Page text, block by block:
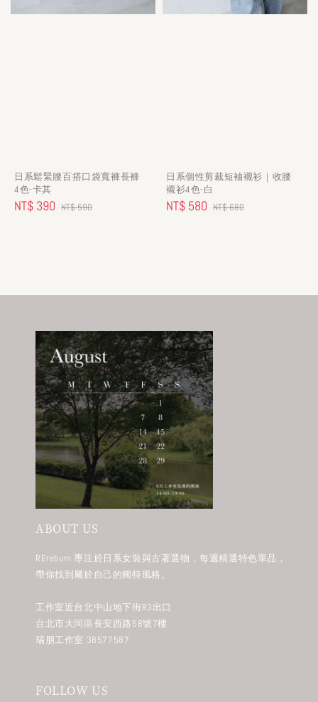
日系鬆緊腰百搭口袋寬褲長褲
4色-卡其
Sale
NT$ 390 Regular
NT$ 590
日系個性剪裁短袖襯衫｜收腰
襯衫4色-白
Sale
NT$ 580 Regular
NT$ 680
ABOUT US
REreburn 專注於日系女裝與古著選物，每週精選特色單品，
帶你找到屬於自己的獨特風格。
工作室近台北中山地下街R3出口
台北市大同區長安西路58號7樓
瑞朋工作室 38577587
FOLLOW US